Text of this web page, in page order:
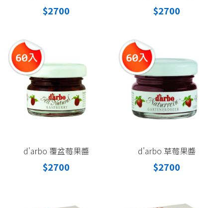
$2700 $2700
d'arbo 覆盆莓果醬
$2700
d'arbo 草莓果醬
$2700